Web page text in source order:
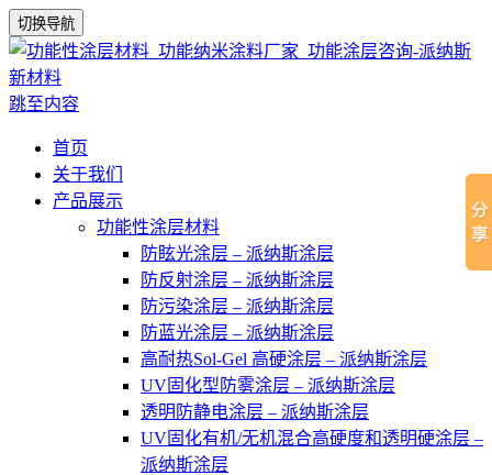
切换导航
跳至内容
首页
关于我们
产品展示
功能性涂层材料
防眩光涂层 – 派纳斯涂层
防反射涂层 – 派纳斯涂层
防污染涂层 – 派纳斯涂层
防蓝光涂层 – 派纳斯涂层
高耐热Sol-Gel 高硬涂层 – 派纳斯涂层
UV固化型防雾涂层 – 派纳斯涂层
透明防静电涂层 – 派纳斯涂层
UV固化有机/无机混合高硬度和透明硬涂层 –
派纳斯涂层